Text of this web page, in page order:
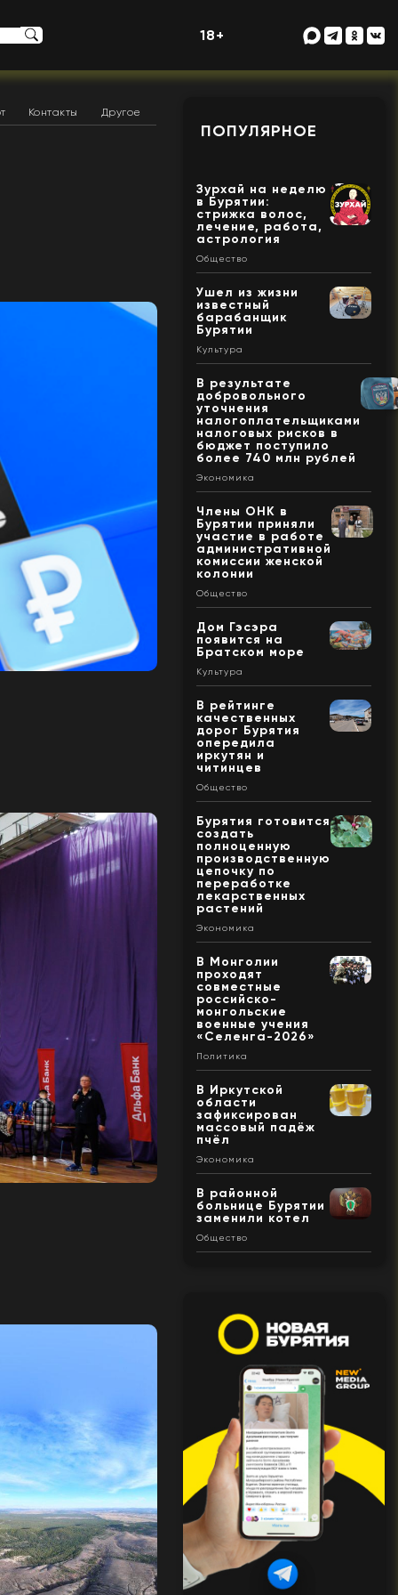
18+
Контакты Другое
ПОПУЛЯРНОЕ
Зурхай на неделю
в Бурятии:
стрижка волос,
лечение, работа,
астрология
Общество
Ушел из жизни
известный
барабанщик
Бурятии
Культура
В результате
добровольного
уточнения
налогоплательщиками
налоговых рисков в
бюджет поступило
более 740 млн рублей
Экономика
Члены ОНК в
Бурятии приняли
участие в работе
административной
комиссии женской
колонии
Общество
Дом Гэсэра
появится на
Братском море
Культура
В рейтинге
качественных
дорог Бурятия
опередила
иркутян и
читинцев
Общество
Бурятия готовится
создать
полноценную
производственную
цепочку по
переработке
лекарственных
растений
Экономика
В Монголии
проходят
совместные
российско-
монгольские
военные учения
«Селенга-2026»
Политика
В Иркутской
области
зафиксирован
массовый падёж
пчёл
Экономика
В районной
больнице Бурятии
заменили котел
Общество